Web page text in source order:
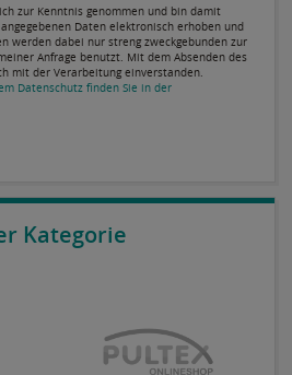
zur Kenntnis genommen und bin damit
Daten elektronisch erhoben und
werden dabei nur streng zweckgebunden zur
Anfrage benutzt. Mit dem Absenden des
mit der Verarbeitung einverstanden.
Datenschutz finden Sie in der
Kategorie